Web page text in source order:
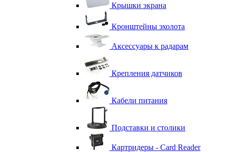
Крышки экрана
Кронштейны эхолота
Аксессуары к радарам
Крепления датчиков
Кабели питания
Подставки и столики
Картридеры - Card Reader